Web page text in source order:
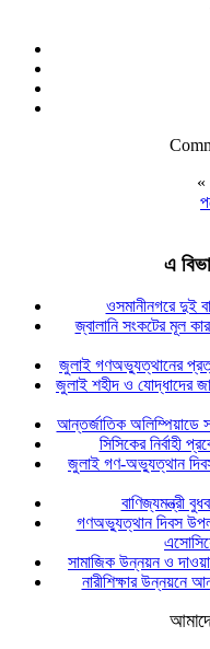
«
এ
ওসমানীনগরে দুই
জ্বালানি সংকটের মূল
জুলাই গণঅভ্যুত্থানের
জুলাই শহীদ ও যোদ্ধাদের
আন্তর্জাতিক অলিম্পিয়াডে
সিসিকের নির্বাহী
জুলাই গণ-অভ্যুত্থান
বাণিজ্যমন্ত্রী
গণঅভ্যুত্থান দিবস
সামাজিক উন্নয়ন ও
নারীশিক্ষার উন্নয়নে